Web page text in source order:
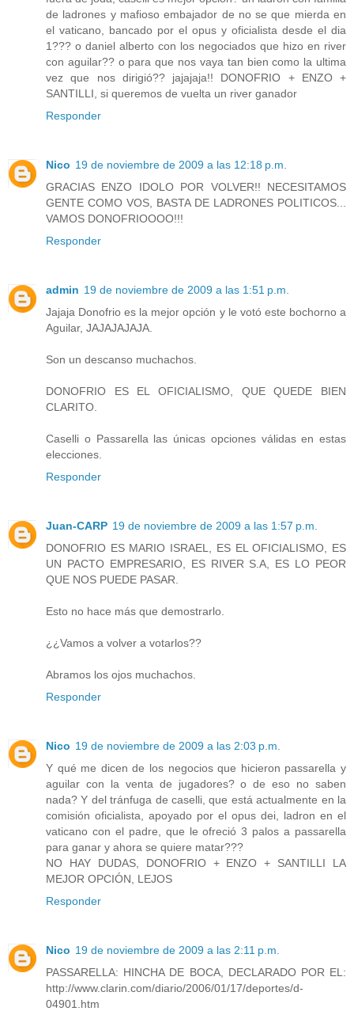
de ladrones y mafioso embajador de no se que mierda en
el vaticano, bancado por el opus y oficialista desde el dia
1??? o daniel alberto con los negociados que hizo en river
con aguilar?? o para que nos vaya tan bien como la ultima
vez que nos dirigió?? jajajaja!! DONOFRIO + ENZO +
SANTILLI, si queremos de vuelta un river ganador
Responder
Nico 19 de noviembre de 2009 a las 12:18 p.m.
GRACIAS ENZO IDOLO POR VOLVER!! NECESITAMOS
GENTE COMO VOS, BASTA DE LADRONES POLITICOS...
VAMOS DONOFRIOOOO!!!
Responder
admin 19 de noviembre de 2009 a las 1:51 p.m.
Jajaja Donofrio es la mejor opción y le votó este bochorno a
Aguilar, JAJAJAJAJA.
Son un descanso muchachos.
DONOFRIO ES EL OFICIALISMO, QUE QUEDE BIEN
CLARITO.
Caselli o Passarella las únicas opciones válidas en estas
elecciones.
Responder
Juan-CARP 19 de noviembre de 2009 a las 1:57 p.m.
DONOFRIO ES MARIO ISRAEL, ES EL OFICIALISMO, ES
UN PACTO EMPRESARIO, ES RIVER S.A, ES LO PEOR
QUE NOS PUEDE PASAR.
Esto no hace más que demostrarlo.
¿¿Vamos a volver a votarlos??
Abramos los ojos muchachos.
Responder
Nico 19 de noviembre de 2009 a las 2:03 p.m.
Y qué me dicen de los negocios que hicieron passarella y
aguilar con la venta de jugadores? o de eso no saben
nada? Y del tránfuga de caselli, que está actualmente en la
comisión oficialista, apoyado por el opus dei, ladron en el
vaticano con el padre, que le ofreció 3 palos a passarella
para ganar y ahora se quiere matar???
NO HAY DUDAS, DONOFRIO + ENZO + SANTILLI LA
MEJOR OPCIÓN, LEJOS
Responder
Nico 19 de noviembre de 2009 a las 2:11 p.m.
PASSARELLA: HINCHA DE BOCA, DECLARADO POR EL:
http://www.clarin.com/diario/2006/01/17/deportes/d-
04901.htm